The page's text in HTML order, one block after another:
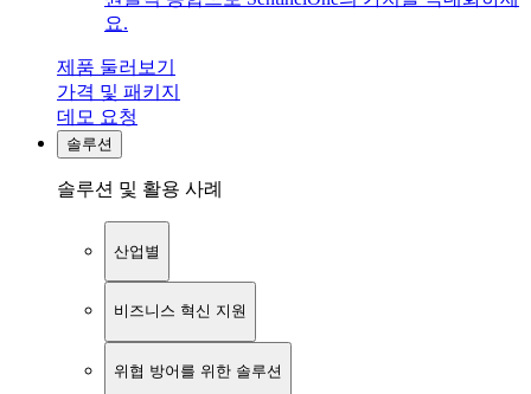
요.
제품 둘러보기
가격 및 패키지
데모 요청
솔루션
솔루션 및 활용 사례
산업별
비즈니스 혁신 지원
위협 방어를 위한 솔루션